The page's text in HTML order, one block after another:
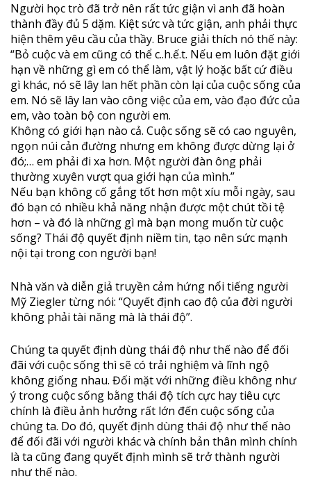
Người học trò đã trở nên rất tức giận vì anh đã hoàn
thành đầy đủ 5 dặm. Kiệt sức và tức giận, anh phải thực
hiện thêm yêu cầu của thầy. Bruce giải thích nó thế này:
“Bỏ cuộc và em cũng có thể c..h.ế.t. Nếu em luôn đặt giới
hạn về những gì em có thể làm, vật lý hoặc bất cứ điều
gì khác, nó sẽ lây lan hết phần còn lại của cuộc sống của
em. Nó sẽ lây lan vào công việc của em, vào đạo đức của
em, vào toàn bộ con người em.
Không có giới hạn nào cả. Cuộc sống sẽ có cao nguyên,
ngọn núi cản đường nhưng em không được dừng lại ở
đó;… em phải đi xa hơn. Một người đàn ông phải
thường xuyên vượt qua giới hạn của mình.”
Nếu bạn không cố gắng tốt hơn một xíu mỗi ngày, sau
đó bạn có nhiều khả năng nhận được một chút tồi tệ
hơn – và đó là những gì mà bạn mong muốn từ cuộc
sống? Thái độ quyết định niềm tin, tạo nên sức mạnh
nội tại trong con người bạn!
Nhà văn và diễn giả truyền cảm hứng nổi tiếng người
Mỹ Ziegler từng nói: “Quyết định cao độ của đời người
không phải tài năng mà là thái độ”.
Chúng ta quyết định dùng thái độ như thế nào để đối
đãi với cuộc sống thì sẽ có trải nghiệm và lĩnh ngộ
không giống nhau. Đối mặt với những điều không như
ý trong cuộc sống bằng thái độ tích cực hay tiêu cực
chính là điều ảnh hưởng rất lớn đến cuộc sống của
chúng ta. Do đó, quyết định dùng thái độ như thế nào
để đối đãi với người khác và chính bản thân mình chính
là ta cũng đang quyết định mình sẽ trở thành người
như thế nào.